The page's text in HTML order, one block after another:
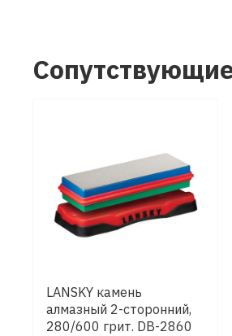
LANSKY камень
алмазный 2-сторонний,
280/600 грит. DB-2860